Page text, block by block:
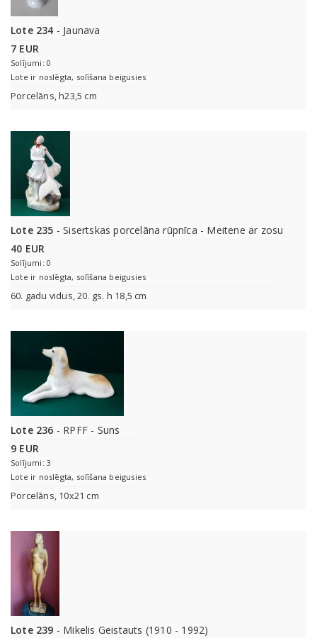
Lote 234 - Jaunava
7 EUR
Solījumi: 0
Lote ir noslēgta, solīšana beigusies
Porcelāns, h23,5 cm
Lote 235 - Sisertskas porcelāna rūpnīca - Meitene ar zosu
40 EUR
Solījumi: 0
Lote ir noslēgta, solīšana beigusies
60. gadu vidus, 20. gs. h 18,5 cm
Lote 236 - RPFF - Suns
9 EUR
Solījumi: 3
Lote ir noslēgta, solīšana beigusies
Porcelāns, 10x21 cm
Lote 239 - Mikelis Geistauts (1910 - 1992)